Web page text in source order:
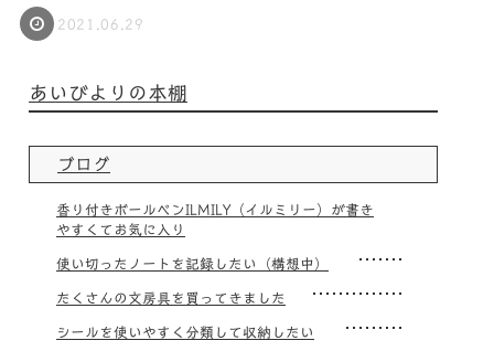
2021.06.29
あいびよりの本棚
ブログ
香り付きボールペンILMILY（イルミリー）が書き
やすくてお気に入り
使い切ったノートを記録したい（構想中）
たくさんの文房具を買ってきました
シールを使いやすく分類して収納したい